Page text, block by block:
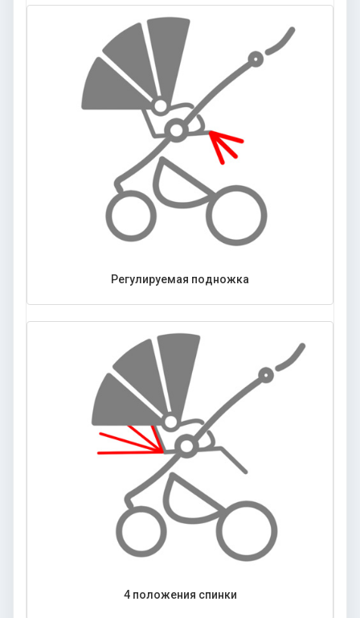
Регулируемая подножка
4 положения спинки